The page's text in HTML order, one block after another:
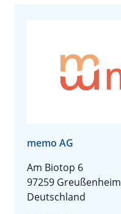
memo AG
Am Biotop 6
97259 Greußenheim
Deutschland